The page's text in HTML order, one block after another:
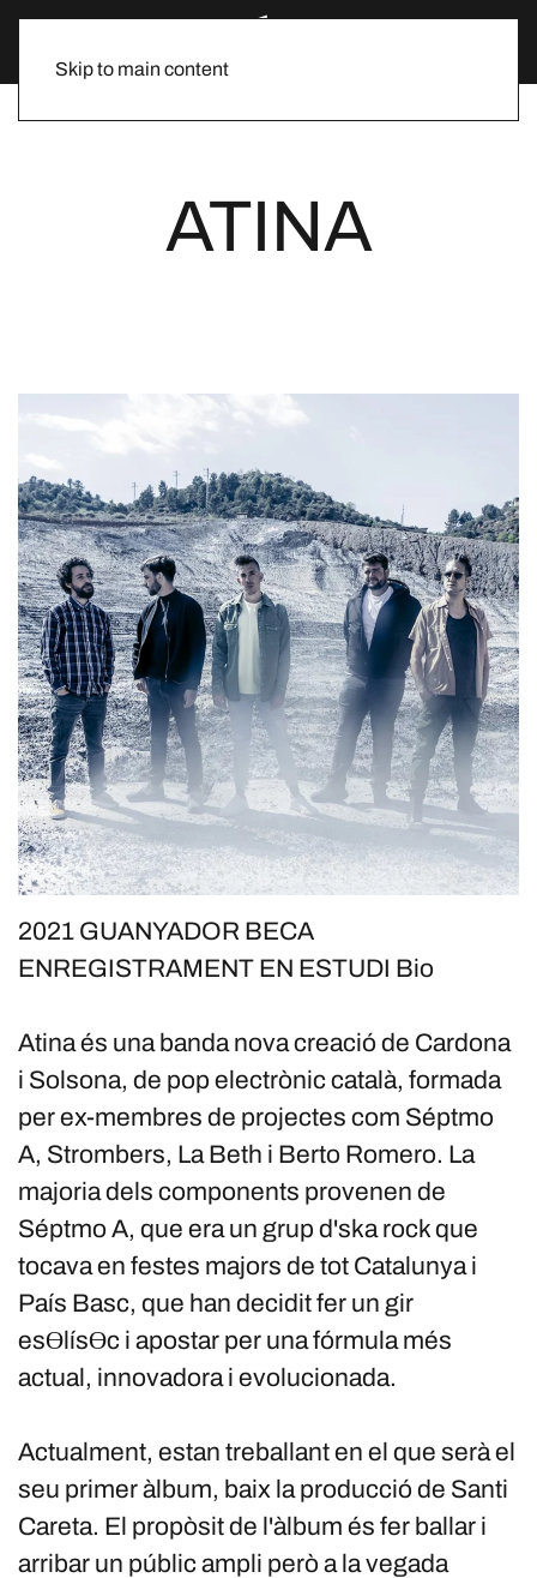
Skip to main content
ATINA
2021 GUANYADOR BECA
ENREGISTRAMENT EN ESTUDI Bio
Atina és una banda nova creació de Cardona
i Solsona, de pop electrònic català, formada
per ex-membres de projectes com Séptmo
A, Strombers, La Beth i Berto Romero. La
majoria dels components provenen de
Séptmo A, que era un grup d'ska rock que
tocava en festes majors de tot Catalunya i
País Basc, que han decidit fer un gir
esƟlísƟc i apostar per una fórmula més
actual, innovadora i evolucionada.
Actualment, estan treballant en el que serà el
seu primer àlbum, baix la producció de Santi
Careta. El propòsit de l'àlbum és fer ballar i
arribar un públic ampli però a la vegada